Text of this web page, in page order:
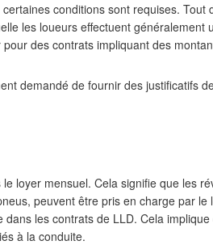
conditions sont requises. Tout
les loueurs effectuent généralement
des contrats impliquant des
demandé de fournir des justificatifs
loyer mensuel. Cela signifie que les
peuvent être pris en charge par le
dans les contrats de LLD. Cela
à la conduite.